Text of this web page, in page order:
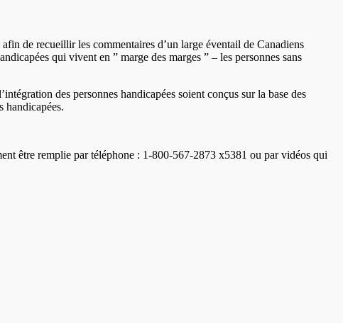
de recueillir les commentaires d’un large éventail de Canadiens
qui vivent en ” marge des marges ” – les personnes sans
des personnes handicapées soient conçus sur la base des
handicapées.
être remplie par téléphone : 1-800-567-2873 x5381 ou par vidéos qui